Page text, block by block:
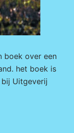
boek over een
het boek is
Uitgeverij